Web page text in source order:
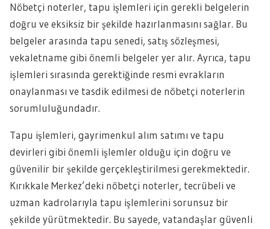
Nöbetçi noterler, tapu işlemleri için gerekli belgelerin
doğru ve eksiksiz bir şekilde hazırlanmasını sağlar. Bu
belgeler arasında tapu senedi, satış sözleşmesi,
vekaletname gibi önemli belgeler yer alır. Ayrıca, tapu
işlemleri sırasında gerektiğinde resmi evrakların
onaylanması ve tasdik edilmesi de nöbetçi noterlerin
sorumluluğundadır.
Tapu işlemleri, gayrimenkul alım satımı ve tapu
devirleri gibi önemli işlemler olduğu için doğru ve
güvenilir bir şekilde gerçekleştirilmesi gerekmektedir.
Kırıkkale Merkez’deki nöbetçi noterler, tecrübeli ve
uzman kadrolarıyla tapu işlemlerini sorunsuz bir
şekilde yürütmektedir. Bu sayede, vatandaşlar güvenli